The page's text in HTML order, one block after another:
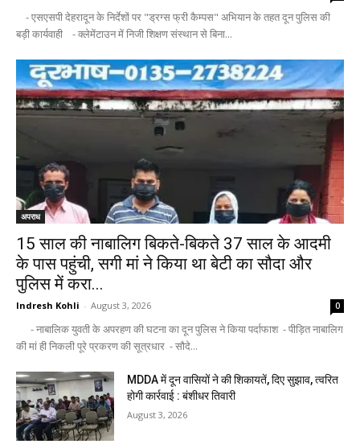
- एसएसपी देहरादून के निर्देशों पर "ड्रग्स फ्री कैम्पस" अभियान के तहत दून पुलिस की
बड़ी कार्यवाही - क्लेमेंटाउन में निजी शिक्षण संस्थान से बिना...
अपराध
15 साल की नाबालिग बिकते-बिकते 37 साल के आदमी
के पास पहुंची, सगी मां ने किया था बेटी का सौदा और
पुलिस में करा...
Indresh Kohli - August 3, 2026 0
- नाबालिक युवती के अपरहण की घटना का दून पुलिस ने किया पर्दाफाश - पीड़ित नाबालिग
की मां ही निकली पूरे प्रकरण की सूत्रधार - सौदे...
MDDA में दून वासियों ने की शिकायतें, दिए सुझाव, त्वरित
होगी कार्रवाई : बंशीधर तिवारी
August 3, 2026